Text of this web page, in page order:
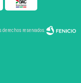
reservados.